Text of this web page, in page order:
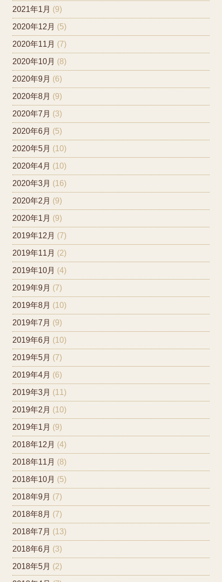
2021年1月 (9)
2020年12月 (5)
2020年11月 (7)
2020年10月 (8)
2020年9月 (6)
2020年8月 (9)
2020年7月 (3)
2020年6月 (5)
2020年5月 (10)
2020年4月 (10)
2020年3月 (16)
2020年2月 (9)
2020年1月 (9)
2019年12月 (7)
2019年11月 (2)
2019年10月 (4)
2019年9月 (7)
2019年8月 (10)
2019年7月 (9)
2019年6月 (10)
2019年5月 (7)
2019年4月 (6)
2019年3月 (11)
2019年2月 (10)
2019年1月 (9)
2018年12月 (4)
2018年11月 (8)
2018年10月 (5)
2018年9月 (7)
2018年8月 (7)
2018年7月 (13)
2018年6月 (3)
2018年5月 (2)